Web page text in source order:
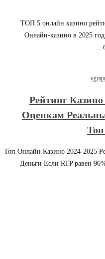
ТОП 5 онлайн казино
Онлайн-казино в 2025
Рейтинг
Оценкам
Топ Онлайн Казино 2024-2025
Деньги Если RTP равен